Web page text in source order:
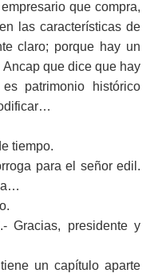
que compra,
las características de
claro; porque hay un
que dice que hay
patrimonio histórico
tiempo.
para el señor edil.
Gracias, presidente y
un capítulo aparte